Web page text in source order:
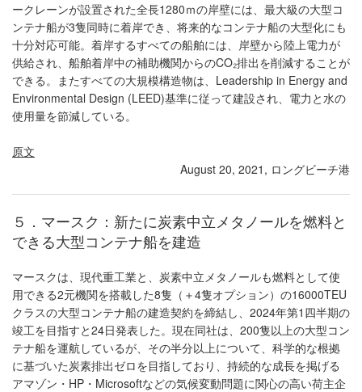
ークレーンが設置された全長1280ｍの岸壁には、最大級の大型コ
ンテナ船が3隻同時に着岸でき、将来的なコンテナ船の大型化にも
十分対応可能。着岸するすべての船舶には、岸壁から陸上電力が
供給され、船舶着岸中の補助機関からのCO₂排出を削減することが
できる。またすべての大規模構造物は、Leadership in Energy and
Environmental Design (LEED)基準に従って建設され、電力と水の
使用量を節減している。
原文
August 20, 2021, ロングビーチ港
５．マースク：新たに炭素中立メタノールを燃料と
できる大型コンテナ船を建造
マースクは、現代重工業と、炭素中立メタノールも燃料として使
用できる2元機関を搭載した8隻（＋4隻オプション）の16000TEU
クラスの大型コンテナ船の建造契約を締結し、2024年第1四半期の
竣工を目指すと24日発表した。現在同社は、200隻以上の大型コン
テナ船を運航しているが、その半分以上について、科学的な根拠
に基づいた炭素排出ゼロを目指しており、持続的な成長を掲げる
アマゾン・HP・Microsoftなどの気候変動問題に関心の高い荷主企